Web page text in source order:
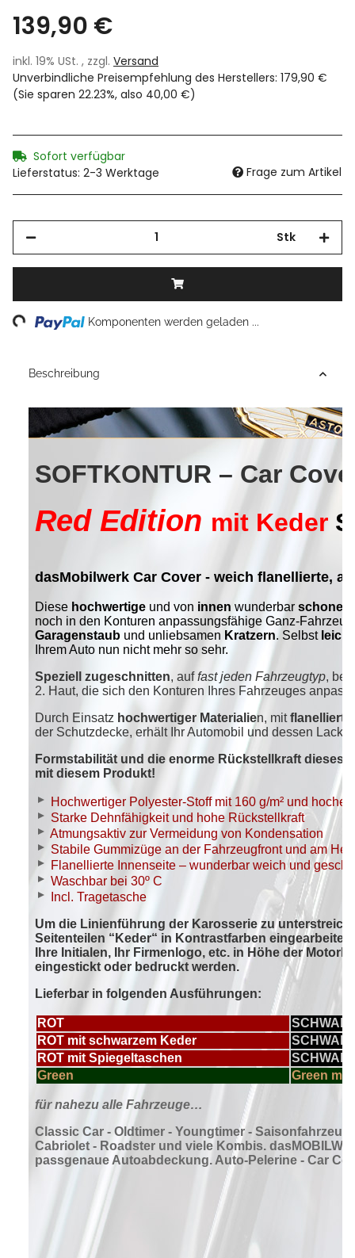
139,90 €
inkl. 19% USt. , zzgl. Versand
Unverbindliche Preisempfehlung des Herstellers: 179,90 €
(Sie sparen 22.23%, also 40,00 €)
Sofort verfügbar
Lieferstatus: 2-3 Werktage
Frage zum Artikel
Stk
Loading... Komponenten werden geladen ...
Beschreibung